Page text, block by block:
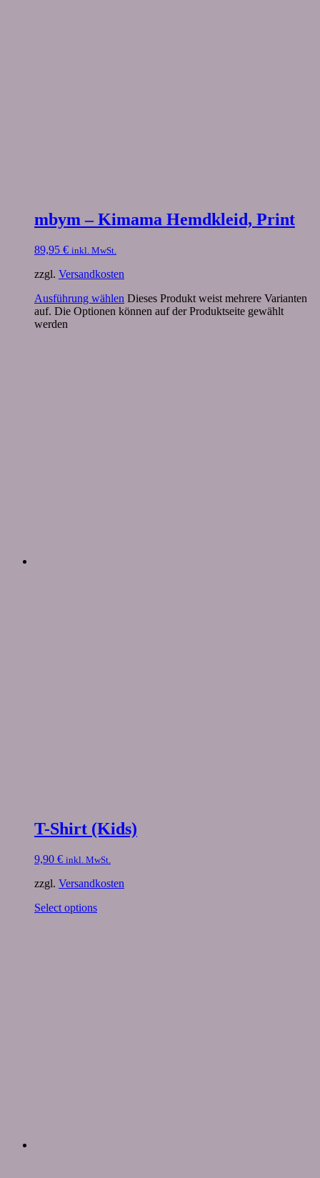
mbym – Kimama Hemdkleid, Print
89,95 € inkl. MwSt.
zzgl. Versandkosten
Ausführung wählen Dieses Produkt weist mehrere Varianten
auf. Die Optionen können auf der Produktseite gewählt
werden
T-Shirt (Kids)
9,90 € inkl. MwSt.
zzgl. Versandkosten
Select options